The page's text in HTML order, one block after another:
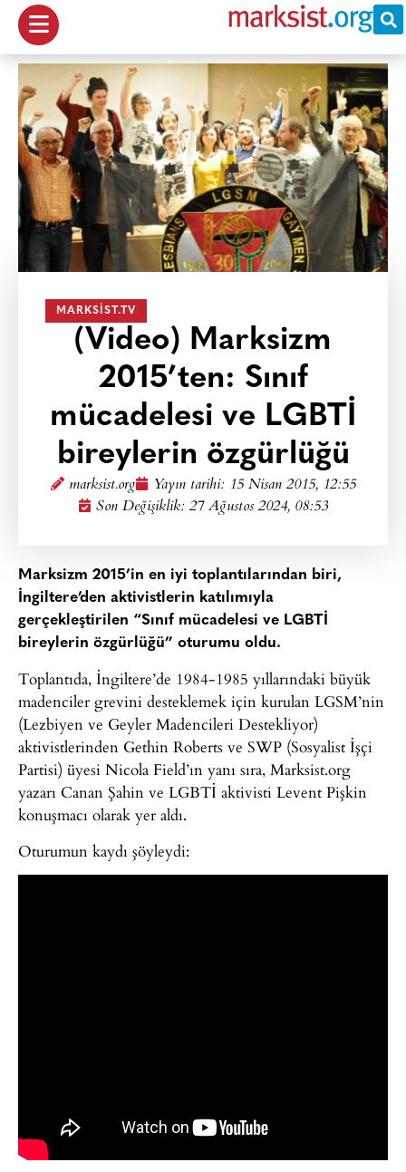
MARKSIST.TV
(Video) Marksizm
2015’ten: Sınıf
mücadelesi ve LGBTİ
bireylerin özgürlüğü
marksist.org Yayın tarihi: 15 Nisan 2015, 12:55
Son Değişiklik: 27 Ağustos 2024, 08:53
Marksizm 2015’in en iyi toplantılarından biri,
İngiltere’den aktivistlerin katılımıyla
gerçekleştirilen “Sınıf mücadelesi ve LGBTİ
bireylerin özgürlüğü” oturumu oldu.
Toplantıda, İngiltere’de 1984-1985 yıllarındaki büyük
madenciler grevini desteklemek için kurulan LGSM’nin
(Lezbiyen ve Geyler Madencileri Destekliyor)
aktivistlerinden Gethin Roberts ve SWP (Sosyalist İşçi
Partisi) üyesi Nicola Field’ın yanı sıra, Marksist.org
yazarı Canan Şahin ve LGBTİ aktivisti Levent Pişkin
konuşmacı olarak yer aldı.
Oturumun kaydı şöyleydi: